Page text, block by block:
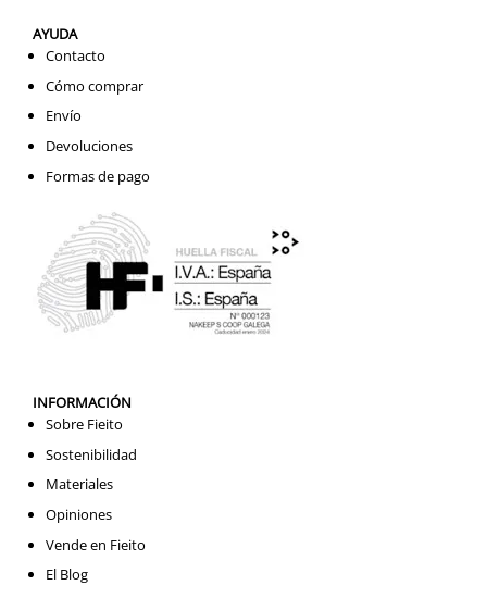
AYUDA
Contacto
Cómo comprar
Envío
Devoluciones
Formas de pago
INFORMACIÓN
Sobre Fieito
Sostenibilidad
Materiales
Opiniones
Vende en Fieito
El Blog